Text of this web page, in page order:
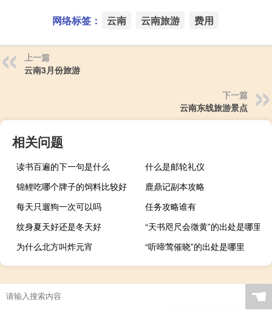
网络标签： 云南 云南旅游 费用
上一篇
云南3月份旅游
下一篇
云南东线旅游景点
相关问题
读书百遍的下一句是什么
什么是邮轮礼仪
锦鲤吃哪个牌子的饲料比较好
鹿鼎记副本攻略
每天只遛狗一次可以吗
任务攻略谁有
纹身夏天好还是冬天好
“天书咫尺会徵黄”的出处是哪里
为什么北方叫炸元宵
“听啼莺催晓”的出处是哪里
☚